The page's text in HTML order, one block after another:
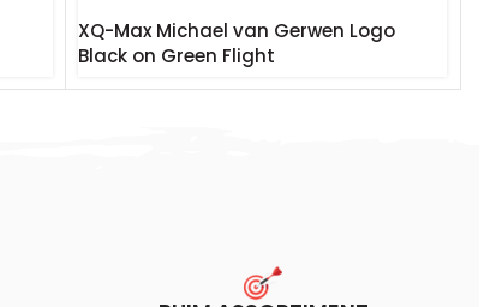
XQ-Max Michael van Gerwen Logo
Black on Green Flight